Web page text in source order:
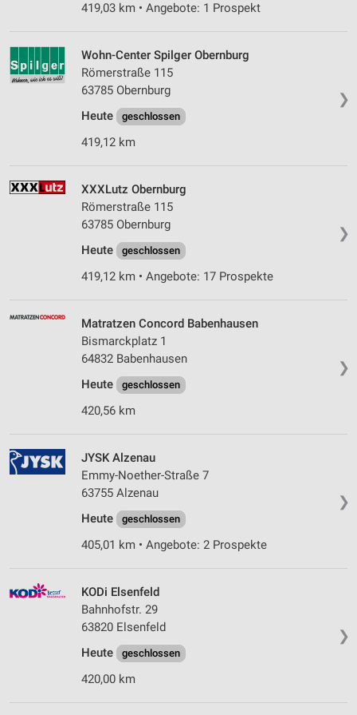
419,03 km • Angebote: 1 Prospekt
❯
Wohn-Center Spilger Obernburg
Römerstraße 115
63785 Obernburg
Heute
geschlossen
419,12 km
❯
XXXLutz Obernburg
Römerstraße 115
63785 Obernburg
Heute
geschlossen
419,12 km • Angebote: 17 Prospekte
❯
Matratzen Concord Babenhausen
Bismarckplatz 1
64832 Babenhausen
Heute
geschlossen
420,56 km
❯
JYSK Alzenau
Emmy-Noether-Straße 7
63755 Alzenau
Heute
geschlossen
405,01 km • Angebote: 2 Prospekte
❯
KODi Elsenfeld
Bahnhofstr. 29
63820 Elsenfeld
Heute
geschlossen
420,00 km